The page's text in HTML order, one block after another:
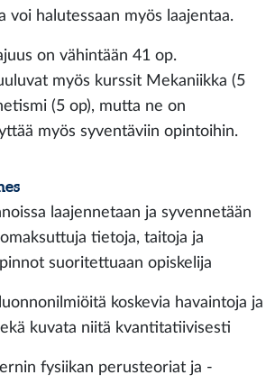
voi halutessaan myös laajentaa.
on vähintään 41 op.
myös kurssit Mekaniikka (5
(5 op), mutta ne on
myös syventäviin opintoihin.
laajennetaan ja syvennetään
tietoja, taitoja ja
suoritettuaan opiskelija
koskevia havaintoja ja
kuvata niitä kvantitatiivisesti
fysiikan perusteoriat ja -